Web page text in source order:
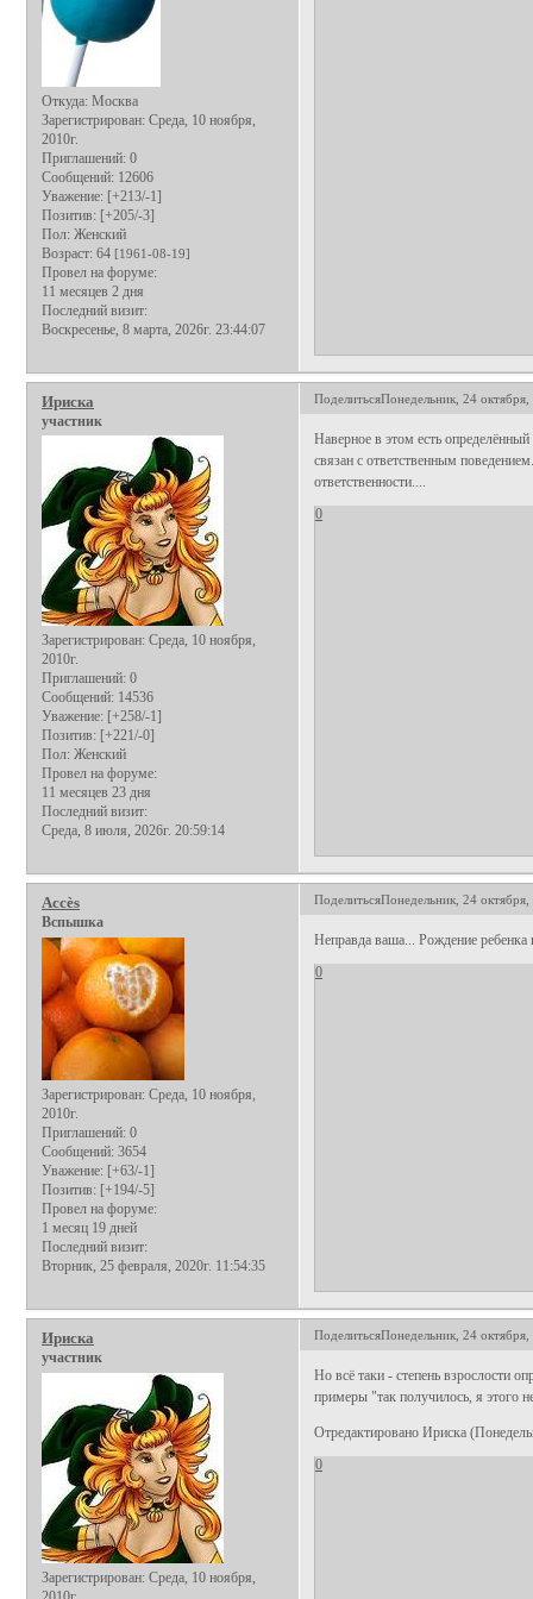
Откуда: Москва
Зарегистрирован: Среда, 10 ноября,
2010г.
Приглашений: 0
Сообщений: 12606
Уважение: [+213/-1]
Позитив: [+205/-3]
Пол: Женский
Возраст: 64 [1961-08-19]
Провел на форуме:
11 месяцев 2 дня
Последний визит:
Воскресенье, 8 марта, 2026г. 23:44:07
ПоделитьсяПонедельник, 24
Ириска
участник
Зарегистрирован: Среда, 10 ноября,
2010г.
Приглашений: 0
Сообщений: 14536
Уважение: [+258/-1]
Позитив: [+221/-0]
Пол: Женский
Провел на форуме:
11 месяцев 23 дня
Последний визит:
Среда, 8 июля, 2026г. 20:59:14
Наверное в этом есть
связан с ответственным
ответственности....
0
ПоделитьсяПонедельник, 24
Аccès
Вспышка
Зарегистрирован: Среда, 10 ноября,
2010г.
Приглашений: 0
Сообщений: 3654
Уважение: [+63/-1]
Позитив: [+194/-5]
Провел на форуме:
1 месяц 19 дней
Последний визит:
Вторник, 25 февраля, 2020г. 11:54:35
Неправда ваша... Рождение
0
ПоделитьсяПонедельник, 24
Ириска
участник
Зарегистрирован: Среда, 10 ноября,
Но всё таки - степень взрослости
примеры "так получилось, я этого
Отредактировано Ириска
0